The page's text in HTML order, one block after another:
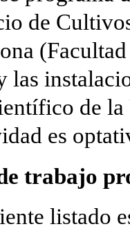
de
las
de
es
trabajo
listado